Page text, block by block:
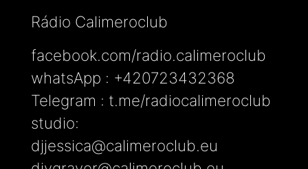
Rádio Calimeroclub
facebook.com/radio.calimeroclub
whatsApp : +420723432368
Telegram : t.me/radiocalimeroclub
studio:
djjessica@calimeroclub.eu